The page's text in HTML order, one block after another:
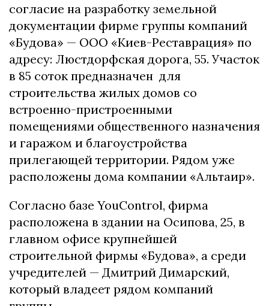
согласие на разработку земельной
документации фирме группы компаний
«Будова» — ООО «Киев-Реставрация» по
адресу: Люстдорфская дорога, 55. Участок
в 85 соток предназначен для
строительства жилых домов со
встроенно-пристроенными
помещениями общественного назначения
и гаражом и благоустройства
прилегающей территории. Рядом уже
расположены дома компании «Альтаир».
Согласно базе YouСontrol, фирма
расположена в здании на Осипова, 25, в
главном офисе крупнейшей
строительной фирмы «Будова», а среди
учредителей — Дмитрий Димарский,
который владеет рядом компаний